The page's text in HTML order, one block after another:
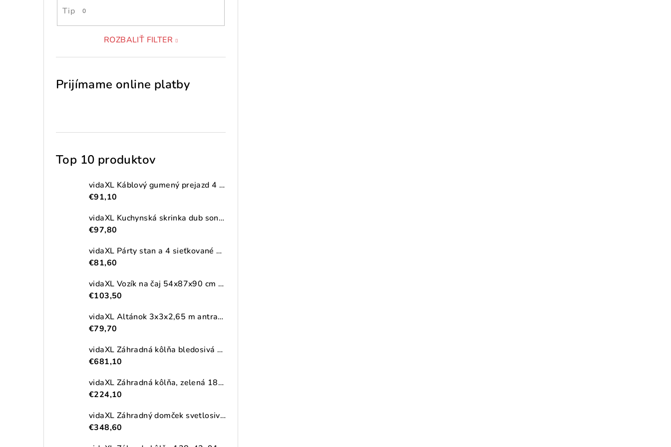
Tip 0
ROZBALIŤ FILTER
Prijímame online platby
Top 10 produktov
vidaXL Káblový gumený prejazd 4 ks 2-kanálový 101,5 cm
€91,10
vidaXL Kuchynská skrinka dub sonoma 38x41,5x131,5 cm kompozitné drevo
€97,80
vidaXL Párty stan a 4 sieťkované bočné steny antracitový 2,5x2,5m HDPE
€81,60
vidaXL Vozík na čaj 54x87x90 cm masívna akácia
€103,50
vidaXL Altánok 3x3x2,65 m antracitový 180 g/m²
€79,70
vidaXL Záhradná kôlňa bledosivá 192x523x223 cm pozinkovaná oceľ
€681,10
vidaXL Záhradná kôlňa, zelená 180,5x97x209,5 cm, pozinkovaná oceľ
€224,10
vidaXL Záhradný domček svetlosivý 191x215x198 cm pozinkovaná oceľ
€348,60